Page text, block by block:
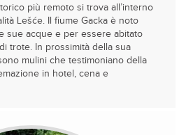
più remoto si trova all’interno
Lešće. Il fiume Gacka è noto
sue acque e per essere abitato
trote. In prossimità della sua
mulini che testimoniano della
in hotel, cena e